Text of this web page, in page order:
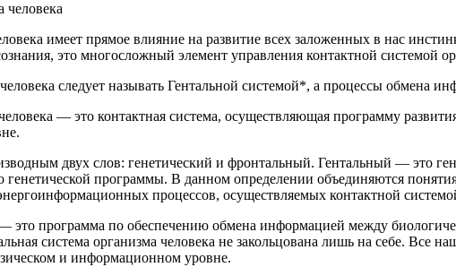
человека
имеет прямое влияние на развитие всех заложенных в нас
это многосложный элемент управления контактной системой
следует называть Гентальной системой*, а процессы обмена
— это контактная система, осуществляющая программу
.
двух слов: генетический и фронтальный. Гентальный — это
генетической программы. В данном определении объединяются
процессов, осуществляемых контактной
это программа по обеспечению обмена информацией между
система организма человека не закольцована лишь на себе.
и информационном уровне.